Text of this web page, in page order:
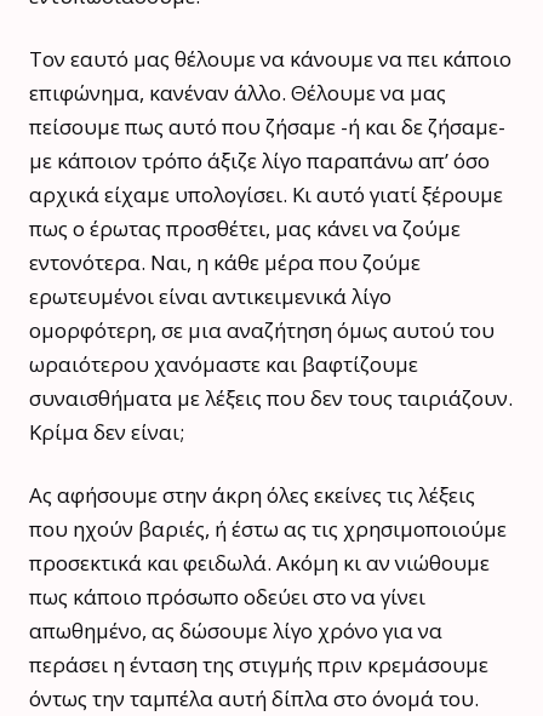
Τον εαυτό μας θέλουμε να κάνουμε να πει κάποιο
επιφώνημα, κανέναν άλλο. Θέλουμε να μας
πείσουμε πως αυτό που ζήσαμε -ή και δε ζήσαμε-
με κάποιον τρόπο άξιζε λίγο παραπάνω απ’ όσο
αρχικά είχαμε υπολογίσει. Κι αυτό γιατί ξέρουμε
πως ο έρωτας προσθέτει, μας κάνει να ζούμε
εντονότερα. Ναι, η κάθε μέρα που ζούμε
ερωτευμένοι είναι αντικειμενικά λίγο
ομορφότερη, σε μια αναζήτηση όμως αυτού του
ωραιότερου χανόμαστε και βαφτίζουμε
συναισθήματα με λέξεις που δεν τους ταιριάζουν.
Κρίμα δεν είναι;
Ας αφήσουμε στην άκρη όλες εκείνες τις λέξεις
που ηχούν βαριές, ή έστω ας τις χρησιμοποιούμε
προσεκτικά και φειδωλά. Ακόμη κι αν νιώθουμε
πως κάποιο πρόσωπο οδεύει στο να γίνει
απωθημένο, ας δώσουμε λίγο χρόνο για να
περάσει η ένταση της στιγμής πριν κρεμάσουμε
όντως την ταμπέλα αυτή δίπλα στο όνομά του.